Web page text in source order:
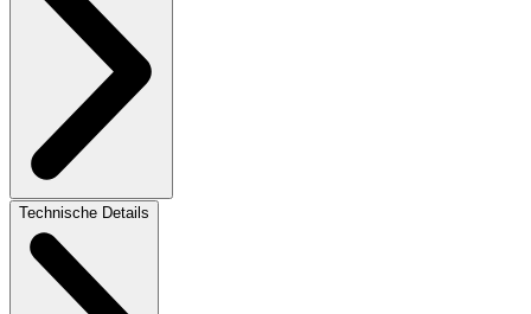
Technische Details